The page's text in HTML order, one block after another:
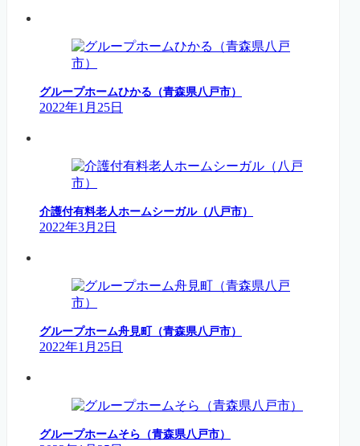
グループホームひかる（青森県八戸市）
2022年1月25日
介護付有料老人ホームシーガル（八戸市）
2022年3月2日
グループホーム舟見町（青森県八戸市）
2022年1月25日
グループホームそら（青森県八戸市）